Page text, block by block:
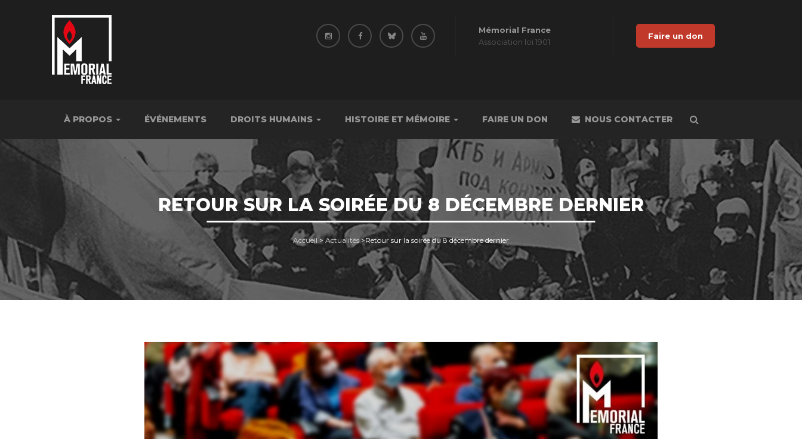
Mémorial France
Association loi 1901
Faire un don
À PROPOS ÉVÉNEMENTS DROITS HUMAINS HISTOIRE ET MÉMOIRE FAIRE UN DON NOUS CONTACTER
RETOUR SUR LA SOIRÉE DU 8 DÉCEMBRE DERNIER
Accueil > Actualités >Retour sur la soirée du 8 décembre dernier